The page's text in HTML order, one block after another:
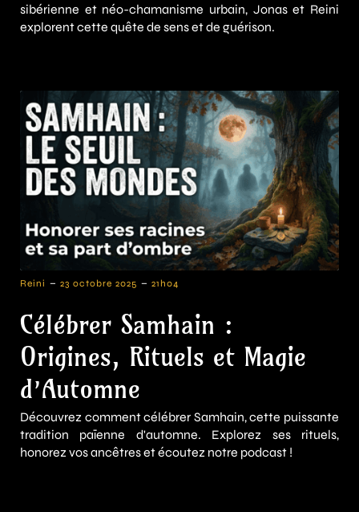
sibérienne et néo-chamanisme urbain, Jonas et Reini
explorent cette quête de sens et de guérison.
Reini - 23 octobre 2025 - 21h04
Célébrer Samhain :
Origines, Rituels et Magie
d’Automne
Découvrez comment célébrer Samhain, cette puissante
tradition païenne d'automne. Explorez ses rituels,
honorez vos ancêtres et écoutez notre podcast !